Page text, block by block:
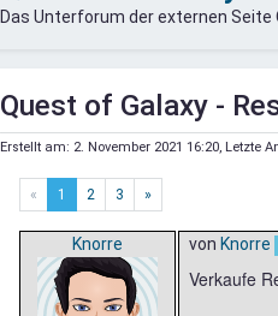
Das Unterforum der externen Seite
Quest of Galaxy -
Erstellt am: 2. November 2021 16:20, Letzte
« 1 2 3 »
Knorre von Knorre
Verkaufe